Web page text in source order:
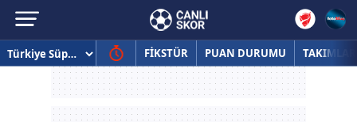
FİKSTÜR PUAN DURUMU TAKIMLAR